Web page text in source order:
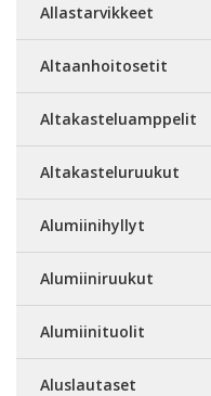
Allastarvikkeet
Altaanhoitosetit
Altakasteluamppelit
Altakasteluruukut
Alumiinihyllyt
Alumiiniruukut
Alumiinituolit
Aluslautaset